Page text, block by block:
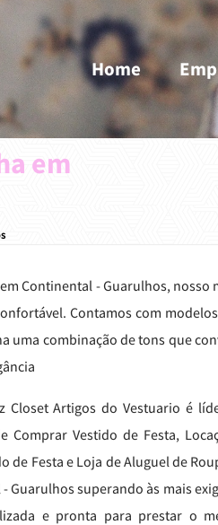
Home
em
Continental - Guarulhos, nosso
Contamos com
uma combinação de tons que
Closet Artigos do Vestuario é
Vestido de Festa,
de Festa e Loja de Aluguel de
superando às mais
e pronta para prestar o